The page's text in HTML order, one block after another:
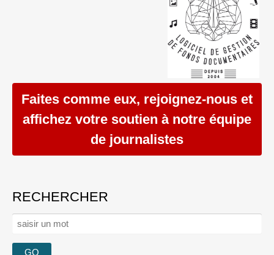
Faites comme eux, rejoignez-nous et
affichez votre soutien à notre équipe
de journalistes
RECHERCHER
Rechercher :